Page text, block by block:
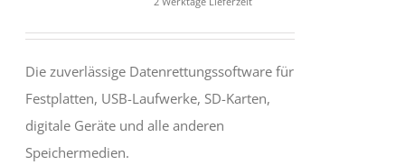
Die zuverlässige Datenrettungssoftware für
Festplatten, USB-Laufwerke, SD-Karten,
digitale Geräte und alle anderen
Speichermedien.